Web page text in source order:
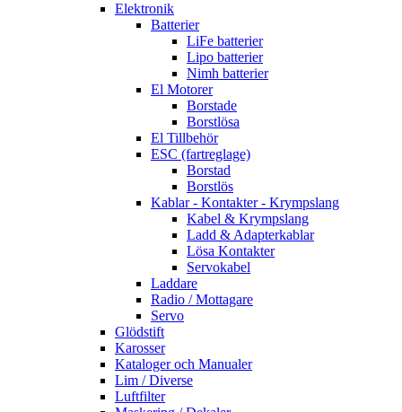
Elektronik
Batterier
LiFe batterier
Lipo batterier
Nimh batterier
El Motorer
Borstade
Borstlösa
El Tillbehör
ESC (fartreglage)
Borstad
Borstlös
Kablar - Kontakter - Krympslang
Kabel & Krympslang
Ladd & Adapterkablar
Lösa Kontakter
Servokabel
Laddare
Radio / Mottagare
Servo
Glödstift
Karosser
Kataloger och Manualer
Lim / Diverse
Luftfilter